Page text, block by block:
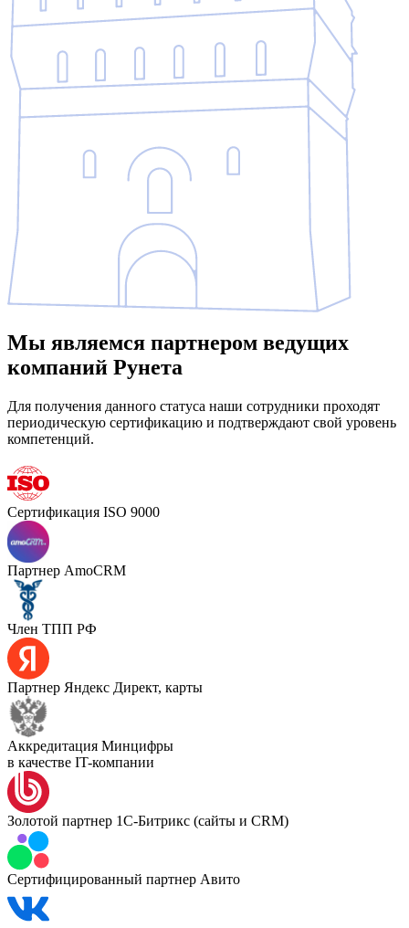
Мы являемся партнером ведущих
компаний Рунета
Для получения данного статуса наши сотрудники проходят
периодическую сертификацию и подтверждают свой уровень
компетенций.
Сертификация ISO 9000
Партнер AmoCRM
Член ТПП РФ
Партнер Яндекс Директ, карты
Аккредитация Минцифры
в качестве IT-компании
Золотой партнер 1С-Битрикс (сайты и CRM)
Сертифицированный партнер Авито